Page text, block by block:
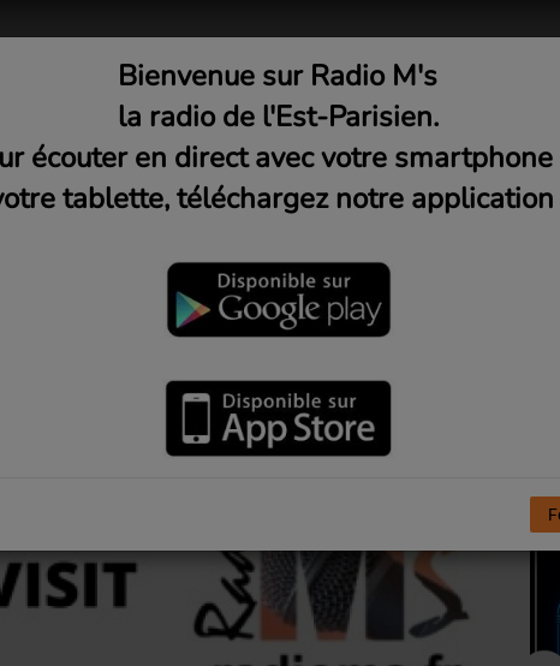
Musique Médias
avec Marion
Bienvenue sur Radio M's
la radio de l'Est-Parisien.
écouter en direct avec votre smartphone
tablette, téléchargez notre application